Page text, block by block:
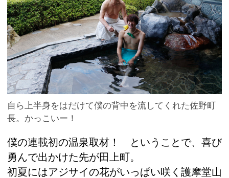
自ら上半身をはだけて僕の背中を流してくれた佐野町
長。かっこいー！
僕の連載初の温泉取材！ ということで、喜び
勇んで出かけた先が田上町。
初夏にはアジサイの花がいっぱい咲く護摩堂山